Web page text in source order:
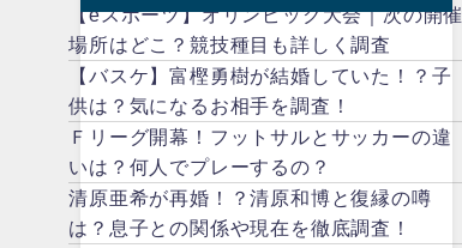
【eスポーツ】オリンピック大会｜次の開催
場所はどこ？競技種目も詳しく調査
【バスケ】富樫勇樹が結婚していた！？子
供は？気になるお相手を調査！
Ｆリーグ開幕！フットサルとサッカーの違
いは？何人でプレーするの？
清原亜希が再婚！？清原和博と復縁の噂
は？息子との関係や現在を徹底調査！